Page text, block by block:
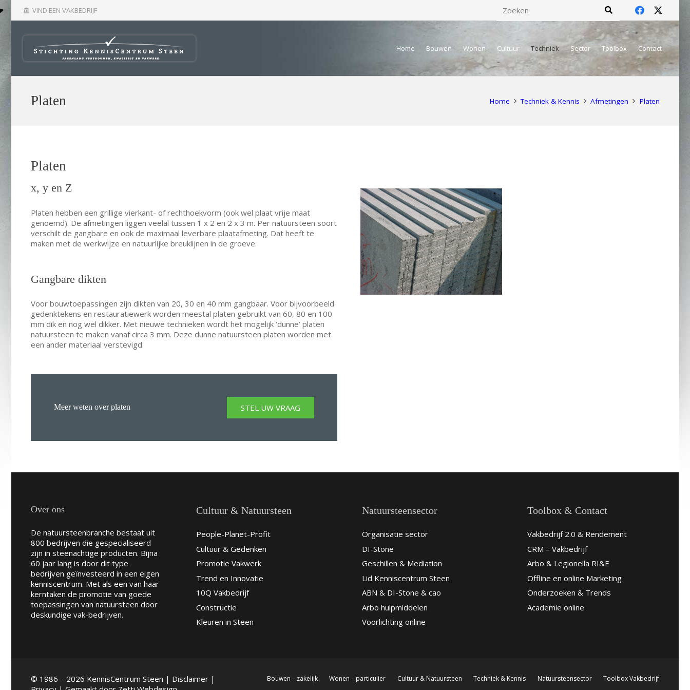
account_balance VIND EEN VAKBEDRIJF
Home Bouwen Wonen Cultuur Techniek Sector Toolbox Contact
Platen Home Techniek & Kennis Afmetingen Platen
Platen
x, y en Z
Platen hebben een grillige vierkant- of rechthoekvorm (ook wel plaat vrije maat
genoemd). De afmetingen liggen veelal tussen 1 x 2 en 2 x 3 m. Per natuursteen soort
verschilt de gangbare en ook de maximaal leverbare plaatafmeting. Dat heeft te
maken met de werkwijze en natuurlijke breuklijnen in de groeve.
Gangbare dikten
Voor bouwtoepassingen zijn dikten van 20, 30 en 40 mm gangbaar. Voor bijvoorbeeld
gedenktekens en restauratiewerk worden meestal platen gebruikt van 60, 80 en 100
mm dik en nog wel dikker. Met nieuwe technieken wordt het mogelijk ‘dunne’ platen
natuursteen te maken vanaf circa 3 mm. Deze dunne natuursteen platen worden met
een ander materiaal verstevigd.
Meer weten over platen STEL UW VRAAG
Over ons
De natuursteenbranche bestaat uit
800 bedrijven die gespecialiseerd
zijn in steenachtige producten. Bijna
60 jaar lang is door dit type
bedrijven geïnvesteerd in een eigen
kenniscentrum. Met als een van haar
kerntaken de promotie van goede
toepassingen van natuursteen door
deskundige vak-bedrijven.
Cultuur & Natuursteen
People-Planet-Profit
Cultuur & Gedenken
Promotie Vakwerk
Trend en Innovatie
10Q Vakbedrijf
Constructie
Kleuren in Steen
Natuursteensector
Organisatie sector
DI-Stone
Geschillen & Mediation
Lid Kenniscentrum Steen
ABN & DI-Stone & cao
Arbo hulpmiddelen
Voorlichting online
Toolbox & Contact
Vakbedrijf 2.0 & Rendement
CRM – Vakbedrijf
Arbo & Legionella RI&E
Offline en online Marketing
Onderzoeken & Trends
Academie online
© 1986 – 2026 KennisCentrum Steen | Disclaimer|
Bouwen – zakelijk Wonen – particulier Cultuur & Natuursteen Techniek & Kennis Natuursteensector Toolbox Vakbedrijf